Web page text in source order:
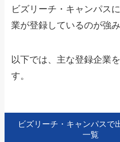
ビズリーチ・キャンパス
業が登録しているのが強み
以下では、主な登録企業
す。
ビズリーチ・キャンパスで
一覧